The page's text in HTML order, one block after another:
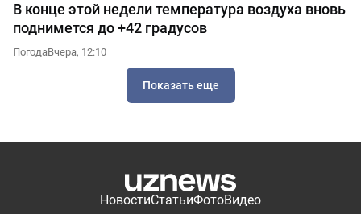
В конце этой недели температура воздуха вновь
поднимется до +42 градусов
ПогодаВчера, 12:10
Показать еще
НовостиСтатьиФотоВидео